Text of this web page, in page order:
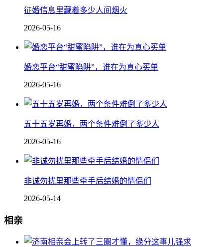
征婚信息里藏着多少人间烟火
2026-05-16
婚恋平台“甜蜜陷阱”，谁在为真心买单
2026-05-16
五十五岁再婚，两个条件难倒了多少人
2026-05-16
非诚勿扰里那些牵手后结婚的情侣们
2026-05-14
相亲